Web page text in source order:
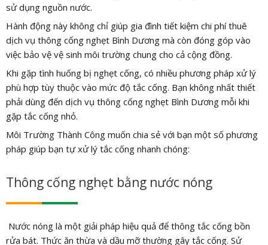
sử dụng nguồn nước.
Hành động này không chỉ giúp gia đình tiết kiệm chi phí thuê
dịch vụ thông cống nghẹt Bình Dương mà còn đóng góp vào
việc bảo vệ vệ sinh môi trường chung cho cả cộng đồng.
Khi gặp tình huống bị nghẹt cống, có nhiều phương pháp xử lý
phù hợp tùy thuộc vào mức độ tắc cống. Bạn không nhất thiết
phải dùng đến dịch vụ thông cống nghẹt Bình Dương mỗi khi
gặp tắc cống nhỏ.
Môi Trường Thành Công muốn chia sẻ với bạn một số phương
pháp giúp bạn tự xử lý tắc cống nhanh chóng:
Thông cống nghẹt bằng nước nóng
Nước nóng là một giải pháp hiệu quả để thông tắc cống bồn
rửa bát. Thức ăn thừa và dầu mỡ thường gây tắc cống. Sử